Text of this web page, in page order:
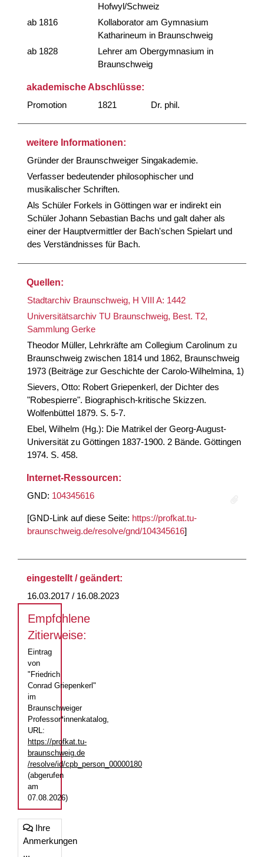
Hofwyl/Schweiz
ab 1816
Kollaborator am Gymnasium
Katharineum in Braunschweig
ab 1828
Lehrer am Obergymnasium in
Braunschweig
akademische Abschlüsse:
Promotion
1821 Dr. phil.
weitere Informationen:
Gründer der Braunschweiger Singakademie.
Verfasser bedeutender philosophischer und
musikalischer Schriften.
Als Schüler Forkels in Göttingen war er indirekt ein
Schüler Johann Sebastian Bachs und galt daher als
einer der Hauptvermittler der Bach'schen Spielart und
des Verständnisses für Bach.
Quellen:
Stadtarchiv Braunschweig, H VIII A: 1442
Universitätsarchiv TU Braunschweig, Best. T2,
Sammlung Gerke
Theodor Müller, Lehrkräfte am Collegium Carolinum zu
Braunschweig zwischen 1814 und 1862, Braunschweig
1973 (Beiträge zur Geschichte der Carolo-Wilhelmina, 1)
Sievers, Otto: Robert Griepenkerl, der Dichter des
"Robespierre". Biographisch-kritische Skizzen.
Wolfenbüttel 1879. S. 5-7.
Ebel, Wilhelm (Hg.): Die Matrikel der Georg-August-
Universität zu Göttingen 1837-1900. 2 Bände. Göttingen
1974. S. 458.
Internet-Ressourcen:
GND: 104345616
[GND-Link auf diese Seite: https://profkat.tu-
braunschweig.de/resolve/gnd/104345616]
eingestellt / geändert:
16.03.2017 / 16.08.2023
Empfohlene
Zitierweise:
Eintrag
von
"Friedrich
Conrad Griepenkerl"
im
Braunschweiger
Professor*innenkatalog,
URL:
https://profkat.tu-
braunschweig.de
/resolve/id/cpb_person_00000180
(abgerufen
am
07.08.2026)
Ihre
Anmerkungen
...